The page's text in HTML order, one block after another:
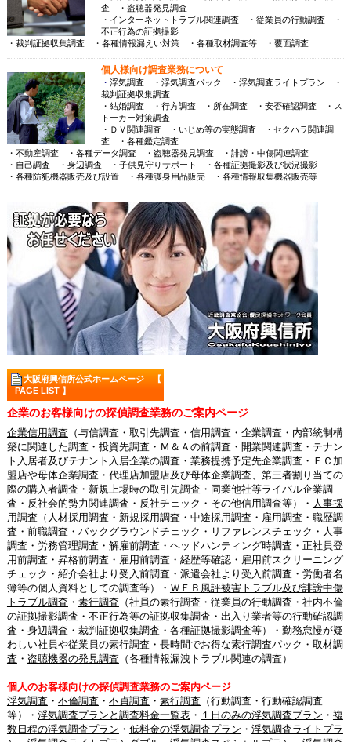
査 ・盗聴器発見調査
・インターネットトラブル関連調査 ・従業員の行動調査 ・
不正行為の証拠撮影
・裁判証拠収集調査 ・各種情報漏えい対策 ・各種取材調査等 ・覆面調査
個人様向け調査業務について
・ 浮気調査 ・浮気調査パック ・浮気調査ライトプラン ・
裁判証拠収集調査
・結婚調査 ・行方調査 ・所在調査 ・安否確認調査 ・ス
トーカー対策調査
・ＤＶ関連調査 ・いじめ等の実態調査 ・セクハラ関連調
査 ・各種鑑定調査
・不動産調査 ・各種データ調査 ・盗聴器発見調査 ・誹謗・中傷関連調査
・自己調査 ・身辺調査 ・子供見守りサポート ・各種証拠撮影及び状況撮影
・各種防犯機器販売及び設置 ・各種護身用品販売 ・各種情報取集機器販売等
大阪府興信所公式ホームページ 【
PAGE LIST 】
企業のお客様向けの探偵調査業務のご案内ページ
企業信用調査 （与信調査・取引先調査・信用調査・企業調査・内部統制構
築に関連した調査・投資先調査・Ｍ＆Ａの前調査・開業関連調査・テナン
ト入居者及びテナント入居企業の調査・業務提携予定先企業調査・ＦＣ加
盟店や母体企業調査・代理店加盟店及び母体企業調査、第三者割り当ての
際の購入者調査・新規上場時の取引先調査・同業他社等ライバル企業調
査・反社会的勢力関連調査・反社チェック・その他信用調査等）・ 人事採
用調査 （人材採用調査・新規採用調査・中途採用調査・雇用調査・職歴調
査・前職調査・バックグラウンドチェック・リファレンスチェック・人事
調査・労務管理調査・解雇前調査・ヘッドハンティング時調査・正社員登
用前調査・昇格前調査・雇用前調査・経歴等確認・雇用前スクリーニング
チェック・紹介会社より受入前調査・派遣会社より受入前調査・労働者名
簿等の個人資料としての調査等）・ ＷＥＢ風評被害トラブル及び誹謗中傷
トラブル調査 ・ 素行調査 （社員の素行調査・従業員の行動調査・社内不倫
の証拠撮影調査・不正行為等の証拠収集調査・出入り業者等の行動確認調
査・身辺調査・裁判証拠収集調査・各種証拠撮影調査等）・ 勤務怠慢が疑
わしい社員や従業員の素行調査 ・ 長時間でお得な素行調査パック ・ 取材調
査 ・ 盗聴機器の発見調査 （各種情報漏洩トラブル関連の調査）
個人のお客様向けの探偵調査業務のご案内ページ
浮気調査 ・ 不倫調査 ・ 不貞調査 ・ 素行調査 （行動調査・行動確認調査
等）・ 浮気調査プランと調査料金一覧表・ １日のみの浮気調査プラン ・ 複
数日程の浮気調査プラン ・ 低料金の浮気調査プラン ・ 浮気調査ライトプラ